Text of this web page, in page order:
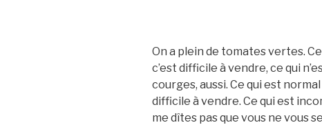
On a plein de tomates vertes.
c’est difficile à vendre, ce qui
courges, aussi. Ce qui est
difficile à vendre. Ce qui est
me dîtes pas que vous ne vous